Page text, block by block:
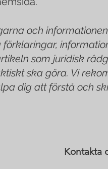
och
som juridisk
ska göra. Vi
dig att förstå och
Kontakta